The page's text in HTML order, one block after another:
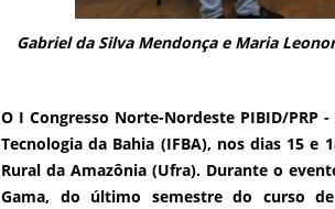
Gabriel da Silva Mendonça e Maria
O I Congresso Norte-Nordeste PIBID/PRP
Tecnologia da Bahia (IFBA), nos dias 15
Rural da Amazônia (Ufra). Durante o
Gama, do último semestre do curso